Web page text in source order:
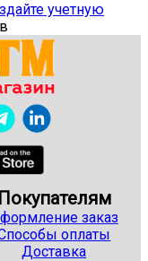
учетную
Покупателям
заказ
оплаты
Доставка